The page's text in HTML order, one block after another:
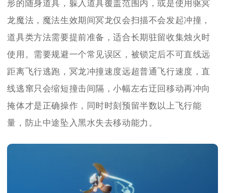
形的随身道具，躲入道具覆盖范围内，或是使用驱冥
龙魔法，魔法生效期间冥龙仅会扫描不会发起冲撞，
道具类方法需要提前准备，适合长期驻留收集烛火时
使用。需要规避一个常见误区，被锁定后不可直线远
距离飞行逃跑，冥龙冲撞速度远超普通飞行速度，直
线逃窜只会缩短撞击间隔，小幅左右迂回移动再冲向
掩体才是正确操作，同时时刻预留半数以上飞行能
量，防止中途坠入黑水失去移动能力。